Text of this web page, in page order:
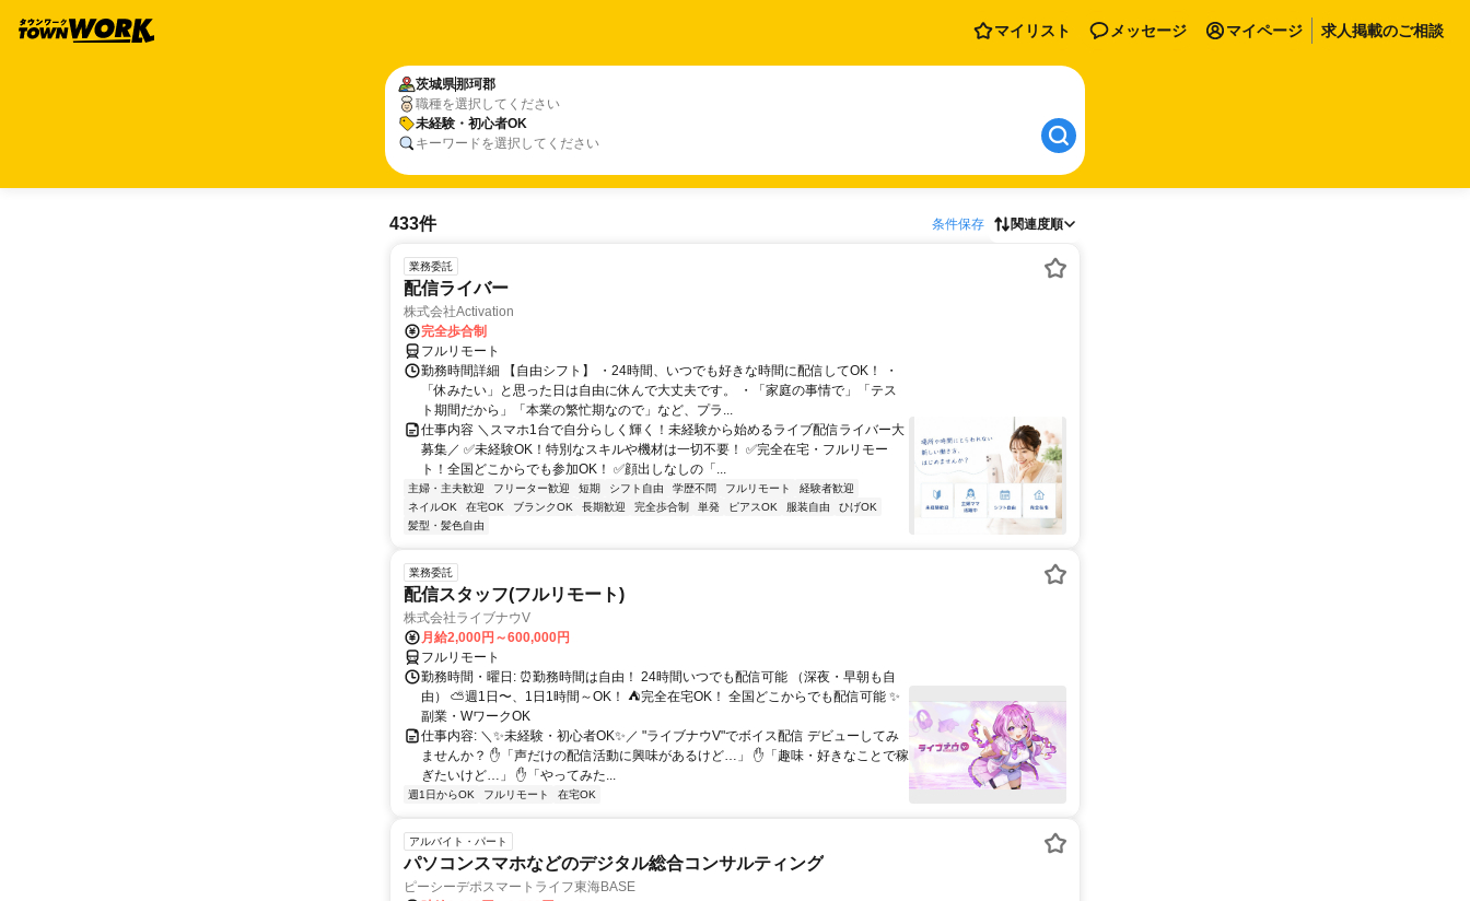
マイリスト メッセージ マイページ 求人掲載のご相談
茨城県那珂郡
職種を選択してください
未経験・初心者OK
キーワードを選択してください
433件 条件保存 関連度順
業務委託
配信ライバー
株式会社Activation
完全歩合制
フルリモート
勤務時間詳細 【自由シフト】 ・24時間、いつでも好きな時間に配信してOK！ ・
「休みたい」と思った日は自由に休んで大丈夫です。 ・「家庭の事情で」「テス
ト期間だから」「本業の繁忙期なので」など、プラ...
仕事内容 ＼スマホ1台で自分らしく輝く！未経験から始めるライブ配信ライバー大
募集／ ✅未経験OK！特別なスキルや機材は一切不要！ ✅完全在宅・フルリモー
ト！全国どこからでも参加OK！ ✅顔出しなしの「...
主婦・主夫歓迎 フリーター歓迎 短期 シフト自由 学歴不問 フルリモート
経験者歓迎
ネイルOK
在宅OK ブランクOK 長期歓迎 完全歩合制 単発 ピアスOK 服装自由
ひげOK
髪型・髪色自由
業務委託
配信スタッフ(フルリモート)
株式会社ライブナウV
月給2,000円～600,000円
フルリモート
勤務時間・曜日: ⏰勤務時間は自由！ 24時間いつでも配信可能 （深夜・早朝も自
由） ⛅週1日〜、1日1時間～OK！ ⛺完全在宅OK！ 全国どこからでも配信可能 ✨
副業・WワークOK
仕事内容: ＼✨未経験・初心者OK✨／ "ライブナウV"でボイス配信 デビューしてみ
ませんか？ ✋「声だけの配信活動に興味があるけど…」 ✋「趣味・好きなことで稼
ぎたいけど…」 ✋「やってみた...
週1日からOK フルリモート 在宅OK
アルバイト・パート
パソコンスマホなどのデジタル総合コンサルティング
ピーシーデポスマートライフ東海BASE